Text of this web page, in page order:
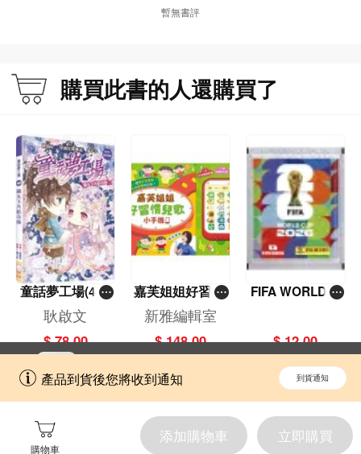
產品到貨後您將收到通知 到貨通知
購物車
添加購物車 立即購買
暫無書評
購買此書的人還購買了
童話夢工場(40)
——織女下凡結
奇緣
耿啟文
$ 78.00
嘉芙姐姐好習慣
兒歌小手機
新雅編輯室
$ 148.00
FIFA WORLD C
包）
$ 12.00
擁抱更全面的購物和文化體驗。
開啟